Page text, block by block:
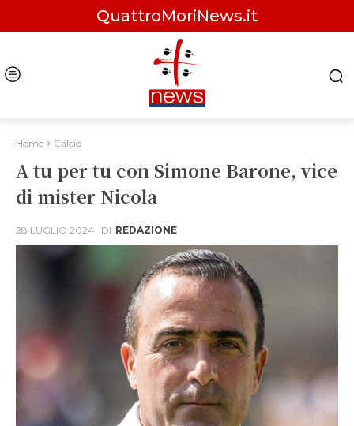
QuattroMoriNews.it
Home Calcio
A tu per tu con Simone Barone, vice
di mister Nicola
28 LUGLIO 2024 DI REDAZIONE